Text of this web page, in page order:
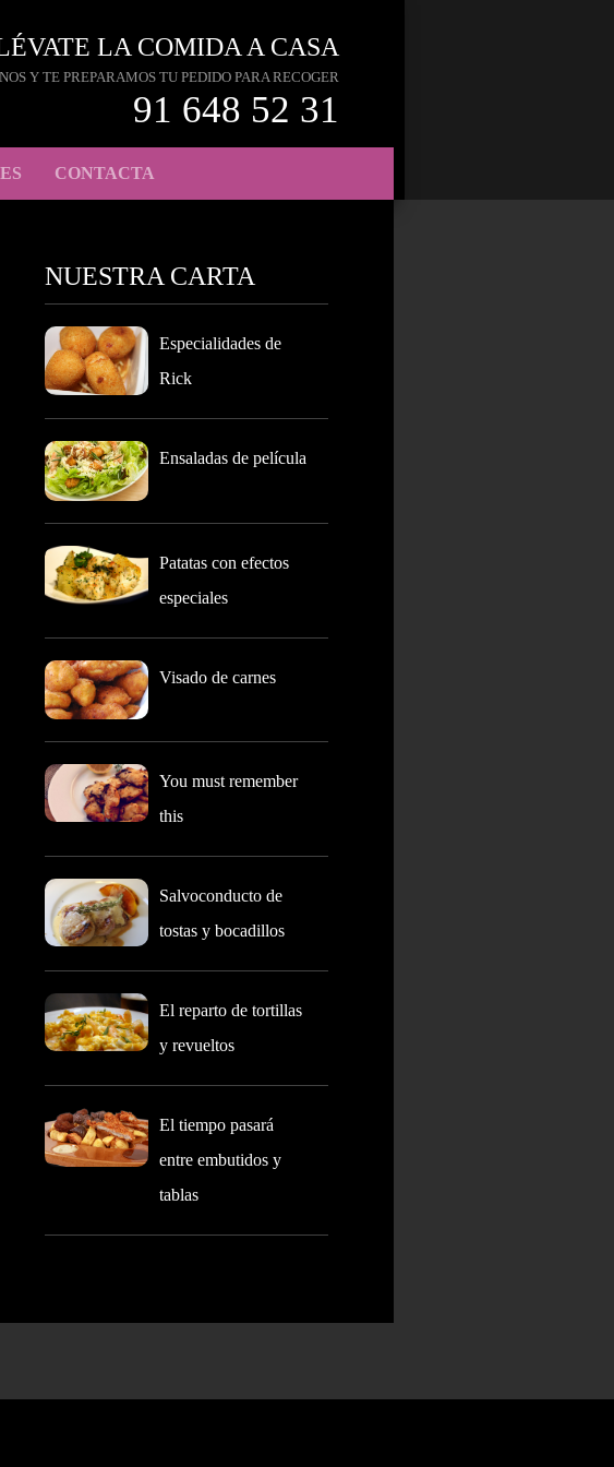
LA COMIDA A CASA
Y TE PREPARAMOS TU PEDIDO PARA RECOGER
91 648 52 31
CONTACTA
NUESTRA CARTA
Especialidades de
Rick
Ensaladas de película
Patatas con efectos
especiales
Visado de carnes
You must remember
this
Salvoconducto de
tostas y bocadillos
El reparto de tortillas
y revueltos
El tiempo pasará
entre embutidos y
tablas